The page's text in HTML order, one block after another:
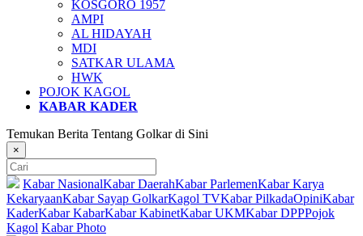
KOSGORO 1957
AMPI
AL HIDAYAH
MDI
SATKAR ULAMA
HWK
POJOK KAGOL
KABAR KADER
Temukan Berita Tentang Golkar di Sini
×
Kabar NasionalKabar DaerahKabar ParlemenKabar Karya
KekaryaanKabar Sayap GolkarKagol TVKabar PilkadaOpiniKabar
KaderKabar KabarKabar KabinetKabar UKMKabar DPPPojok
Kagol Kabar Photo